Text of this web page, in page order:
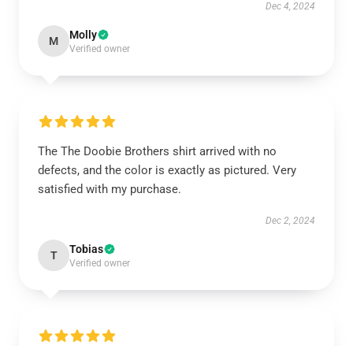
Dec 4, 2024
M Molly
Verified owner
The The Doobie Brothers shirt arrived with no
defects, and the color is exactly as pictured. Very
satisfied with my purchase.
Dec 2, 2024
T Tobias
Verified owner